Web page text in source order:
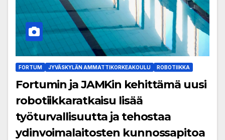
FORTUM JYVÄSKYLÄN AMMATTIKORKEAKOULU ROBOTIIKKA
Fortumin ja JAMKin kehittämä uusi
robotiikkaratkaisu lisää
työturvallisuutta ja tehostaa
ydinvoimalaitosten kunnossapitoa